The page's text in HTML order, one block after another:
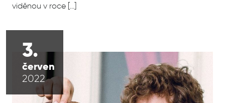
viděnou v roce […]
3.
červen
2022